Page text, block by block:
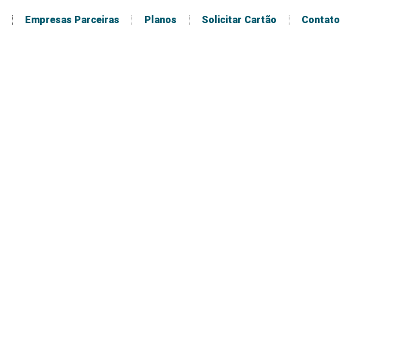
Empresas Parceiras Planos Solicitar Cartão Contato